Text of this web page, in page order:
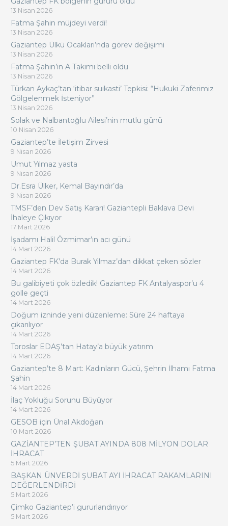
13 Nisan 2026
Fatma Şahin müjdeyi verdi!
13 Nisan 2026
Gaziantep Ülkü Ocakları’nda görev değişimi
13 Nisan 2026
Fatma Şahin’in A Takımı belli oldu
13 Nisan 2026
Türkan Aykaç’tan ‘itibar suikasti’ Tepkisi: “Hukuki Zaferimiz
Gölgelenmek İsteniyor”
13 Nisan 2026
Solak ve Nalbantoğlu Ailesi’nin mutlu günü
10 Nisan 2026
Gaziantep’te İletişim Zirvesi
9 Nisan 2026
Umut Yılmaz yasta
9 Nisan 2026
Dr.Esra Ülker, Kemal Bayındır’da
9 Nisan 2026
TMSF’den Dev Satış Kararı! Gaziantepli Baklava Devi
İhaleye Çıkıyor
17 Mart 2026
İşadamı Halil Özmimar’ın acı günü
14 Mart 2026
Gaziantep FK’da Burak Yılmaz’dan dikkat çeken sözler
14 Mart 2026
Bu galibiyeti çok özledik! Gaziantep FK Antalyaspor’u 4
golle geçti
14 Mart 2026
Doğum izninde yeni düzenleme: Süre 24 haftaya
çıkarılıyor
14 Mart 2026
Toroslar EDAŞ’tan Hatay’a büyük yatırım
14 Mart 2026
Gaziantep’te 8 Mart: Kadınların Gücü, Şehrin İlhamı Fatma
Şahin
14 Mart 2026
İlaç Yokluğu Sorunu Büyüyor
14 Mart 2026
GESOB için Ünal Akdoğan
10 Mart 2026
GAZİANTEP’TEN ŞUBAT AYINDA 808 MİLYON DOLAR
İHRACAT
5 Mart 2026
BAŞKAN ÜNVERDİ ŞUBAT AYI İHRACAT RAKAMLARINI
DEĞERLENDİRDİ
5 Mart 2026
Çimko Gaziantep’i gururlandırıyor
5 Mart 2026